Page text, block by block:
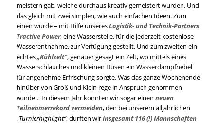
meistern gab, welche durchaus kreativ gemeistert wurden. Und
das gleich mit zwei simplen, wie auch einfachen Ideen. Zum
einen wurde – mit Hilfe unseresLogistik- und Technik-Partners
Tractive Power, eine Wasserstelle, für die jederzeit kostenlose
Wasserentnahme, zur Verfügung gestellt. Und zum zweiten ein
echtes„Kühlzelt“, genauer gesagt ein Zelt, wo mittels eines
Wasserschlauches und kleinen Düsen ein Wasserdampfnebel
für angenehme Erfrischung sorgte. Was das ganze Wochenende
hinüber von Groß und Klein rege in Anspruch genommen
wurde… In diesem Jahr konnten wir sogar einen neuen
Teilnehmerrekord vermelden, den bei unserem alljährlichen
„Turnierhighlight“, durften wirinsgesamt 116 (!) Mannschaften